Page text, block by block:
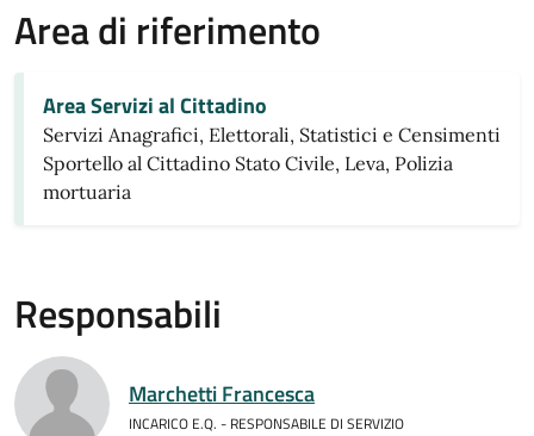
Area di riferimento
Area Servizi al Cittadino
Servizi Anagrafici, Elettorali, Statistici e Censimenti
Sportello al Cittadino Stato Civile, Leva, Polizia
mortuaria
Responsabili
Marchetti Francesca
INCARICO E.Q. - RESPONSABILE DI SERVIZIO